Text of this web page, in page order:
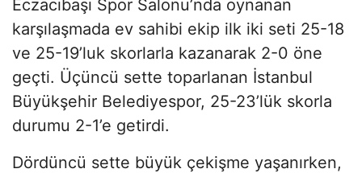
Eczacıbaşı Spor Salonu’nda oynanan
karşılaşmada ev sahibi ekip ilk iki seti 25-18
ve 25-19’luk skorlarla kazanarak 2-0 öne
geçti. Üçüncü sette toparlanan İstanbul
Büyükşehir Belediyespor, 25-23’lük skorla
durumu 2-1’e getirdi.
Dördüncü sette büyük çekişme yaşanırken,